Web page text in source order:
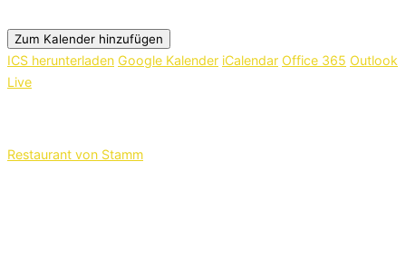
Zum Kalender hinzufügen
ICS herunterladen Google Kalender iCalendar Office 365 Outlook
Live
Restaurant von Stamm